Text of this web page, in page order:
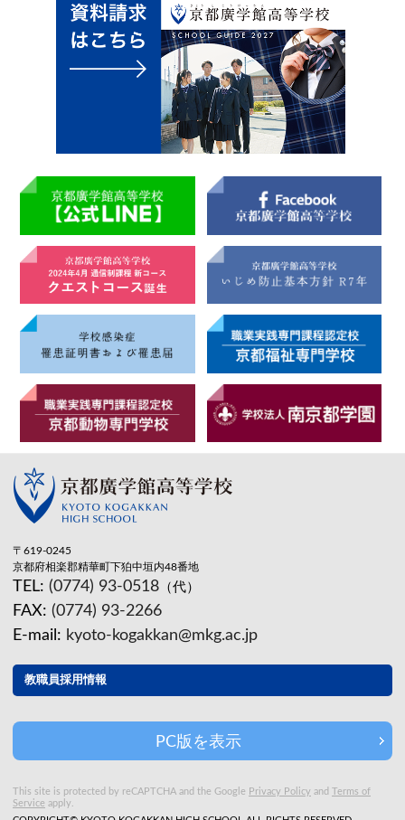
〒619-0245
京都府相楽郡精華町下狛中垣内48番地
TEL: (0774) 93-0518 （代）
FAX: (0774) 93-2266
E-mail: kyoto-kogakkan@mkg.ac.jp
教職員採用情報
PC版を表示
This site is protected by reCAPTCHA and the Google Privacy Policy and Terms of
Service apply.